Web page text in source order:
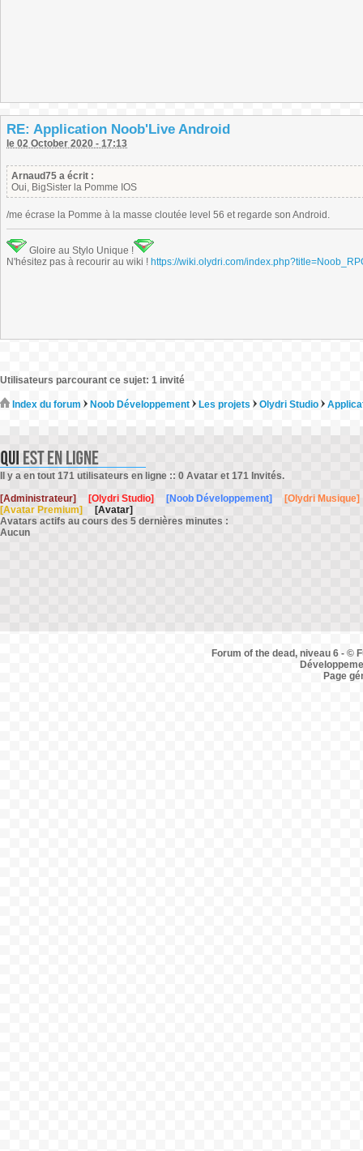
RE: Application Noob'Live Android
le 02 October 2020 - 17:13
Arnaud75 a écrit :
Oui, BigSister la Pomme IOS
/me écrase la Pomme à la masse cloutée level 56 et regarde son Android.
Gloire au Stylo Unique !
N'hésitez pas à recourir au wiki ! https://wiki.olydri.com/
Utilisateurs parcourant ce sujet: 1 invité
Index du forum Noob Développement Les projets Olydri Studio
Il y a en tout 171 utilisateurs en ligne :: 0 Avatar et 171 Invités.
[Administrateur]
[Olydri Studio] [Noob Développement]
[Olydri Musique]
[Avatar Premium]
[Avatar]
Avatars actifs au cours des 5 dernières minutes :
Aucun
Forum of the dead, niveau 6 - ©
Page